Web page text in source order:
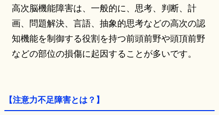
高次脳機能障害は、一般的に、思考、判断、計
画、問題解決、言語、抽象的思考などの高次の認
知機能を制御する役割を持つ前頭前野や頭頂前野
などの部位の損傷に起因することが多いです。
【注意力不足障害とは？】